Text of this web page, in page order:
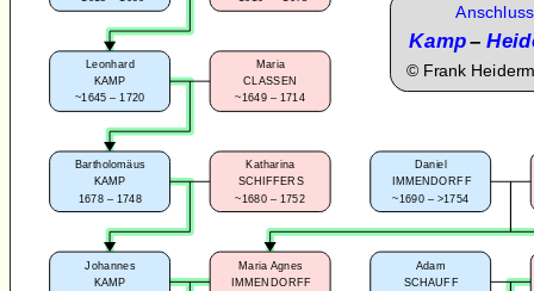
Johannes
KAMP
Maria Agnes
IMMENDORFF
Daniel
IMMENDORFF
~1690 – >1754
Adam
SCHAUFF
Bartholomäus
KAMP
1678 – 1748
Katharina
SCHIFFERS
~1680 – 1752
Leonhard
KAMP
~1645 – 1720
Maria
CLASSEN
~1649 – 1714
Kamp–
© Frank